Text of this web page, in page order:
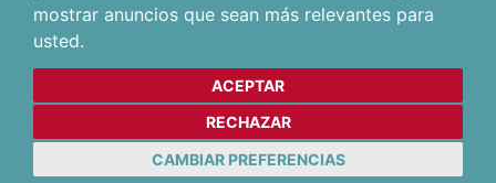
mostrar anuncios que sean más relevantes para
usted.
ACEPTAR
RECHAZAR
CAMBIAR PREFERENCIAS